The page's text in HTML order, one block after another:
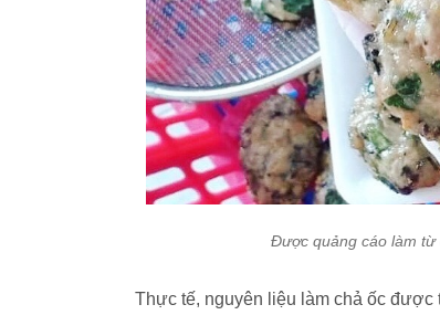
Được quảng cáo làm từ
Thực tế, nguyên liệu làm chả ốc được